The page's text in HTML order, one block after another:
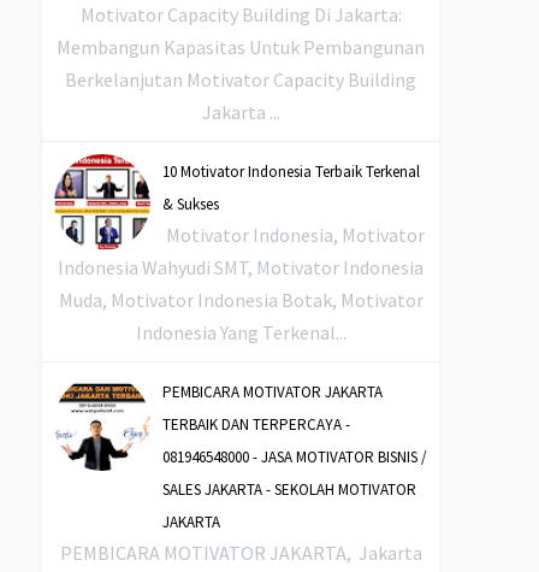
Motivator Capacity Building Di Jakarta:
Membangun Kapasitas Untuk Pembangunan
Berkelanjutan Motivator Capacity Building
Jakarta ...
10 Motivator Indonesia Terbaik Terkenal
& Sukses
Motivator Indonesia, Motivator
Indonesia Wahyudi SMT, Motivator Indonesia
Muda, Motivator Indonesia Botak, Motivator
Indonesia Yang Terkenal...
PEMBICARA MOTIVATOR JAKARTA
TERBAIK DAN TERPERCAYA -
081946548000 - JASA MOTIVATOR BISNIS /
SALES JAKARTA - SEKOLAH MOTIVATOR
JAKARTA
PEMBICARA MOTIVATOR JAKARTA, Jakarta